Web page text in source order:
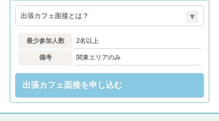
出張カフェ面接とは？
最少参加人数 2名以上
備考 関東エリアのみ
出張カフェ面接を申し込む